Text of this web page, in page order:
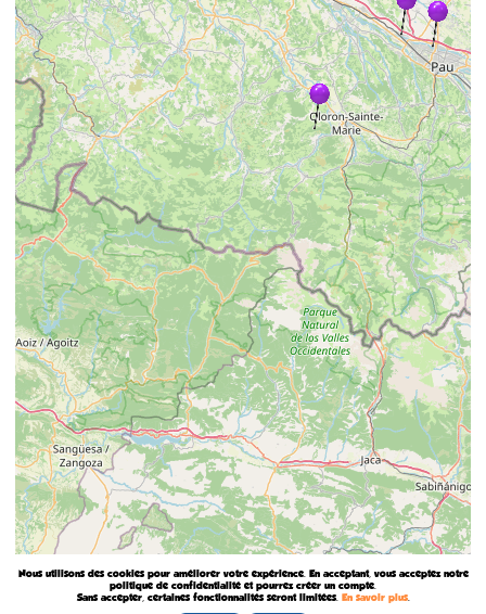
Nous utilisons des cookies pour améliorer votre expérience. En acceptant, vous acceptez notre
politique de confidentialité et pourrez créer un compte.
Sans accepter, certaines fonctionnalités seront limitées. En savoir plus.